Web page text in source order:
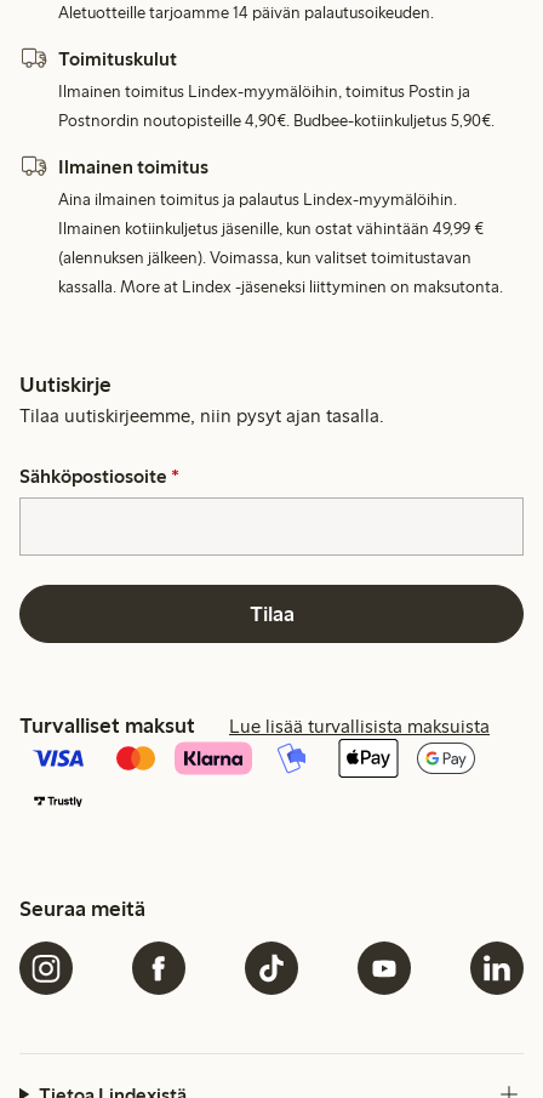
Aletuotteille tarjoamme 14 päivän palautusoikeuden.
Toimituskulut
Ilmainen toimitus Lindex-myymälöihin, toimitus Postin ja
Postnordin noutopisteille 4,90€. Budbee-kotiinkuljetus 5,90€.
Ilmainen toimitus
Aina ilmainen toimitus ja palautus Lindex-myymälöihin.
Ilmainen kotiinkuljetus jäsenille, kun ostat vähintään 49,99 €
(alennuksen jälkeen). Voimassa, kun valitset toimitustavan
kassalla. More at Lindex -jäseneksi liittyminen on maksutonta.
Uutiskirje
Tilaa uutiskirjeemme, niin pysyt ajan tasalla.
Sähköpostiosoite *
Tilaa
Turvalliset maksut Lue lisää turvallisista maksuista
Seuraa meitä